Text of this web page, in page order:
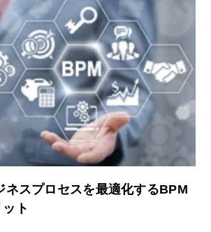
ネスプロセスを最適化するBPM
ト